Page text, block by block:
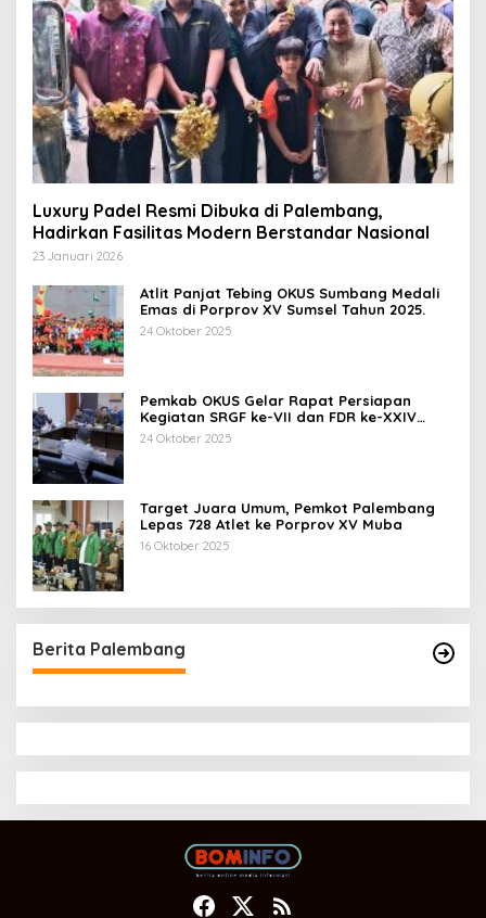
Luxury Padel Resmi Dibuka di Palembang,
Hadirkan Fasilitas Modern Berstandar Nasional
23 Januari 2026
Atlit Panjat Tebing OKUS Sumbang Medali
Emas di Porprov XV Sumsel Tahun 2025.
24 Oktober 2025
Pemkab OKUS Gelar Rapat Persiapan
Kegiatan SRGF ke-VII dan FDR ke-XXIV
Tahun 2025
24 Oktober 2025
Target Juara Umum, Pemkot Palembang
Lepas 728 Atlet ke Porprov XV Muba
16 Oktober 2025
Berita Palembang